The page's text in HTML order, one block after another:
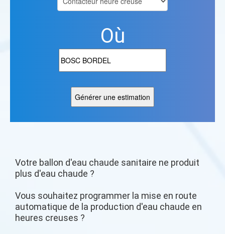
Où
Votre ballon d'eau chaude sanitaire ne produit
plus d'eau chaude ?
Vous souhaitez programmer la mise en route
automatique de la production d'eau chaude en
heures creuses ?